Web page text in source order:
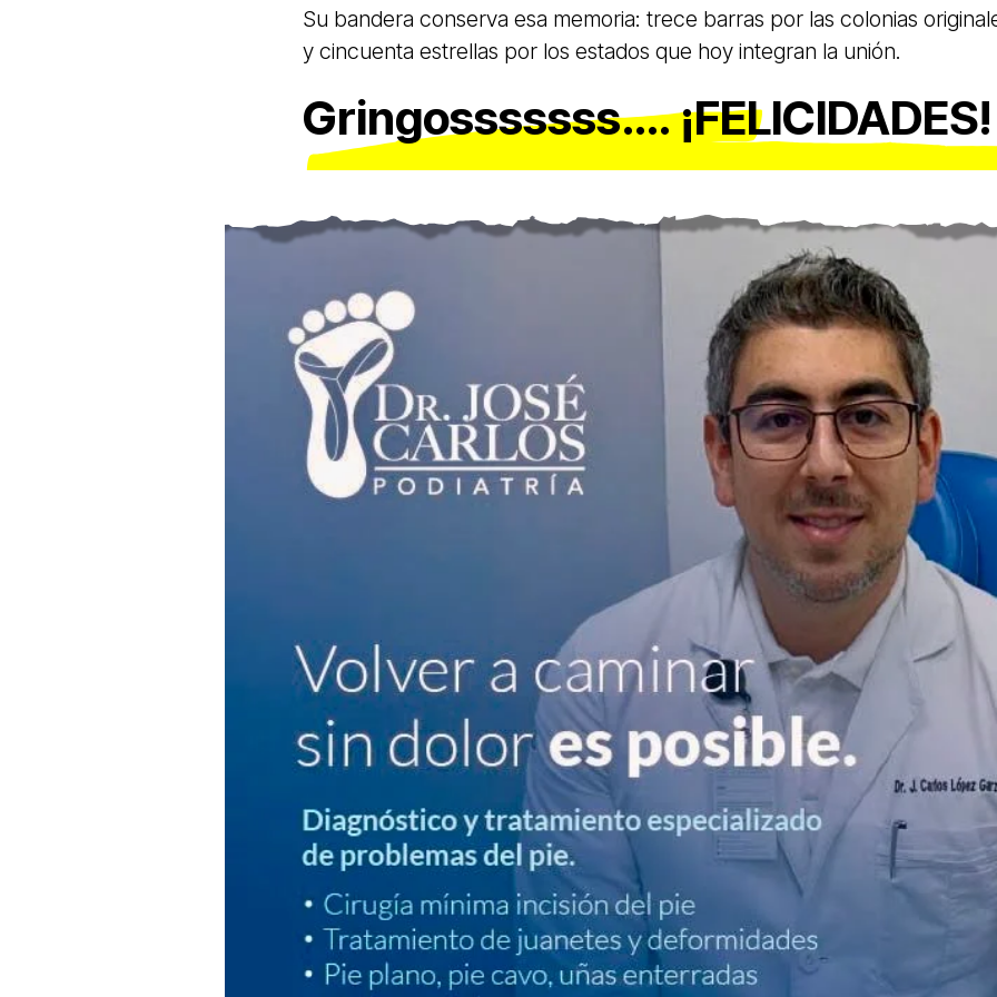
Su bandera conserva esa memoria: trece barras por las colonias
y cincuenta estrellas por los estados que hoy integran la unión.
Gringosssssss…. ¡FELICIDADES!